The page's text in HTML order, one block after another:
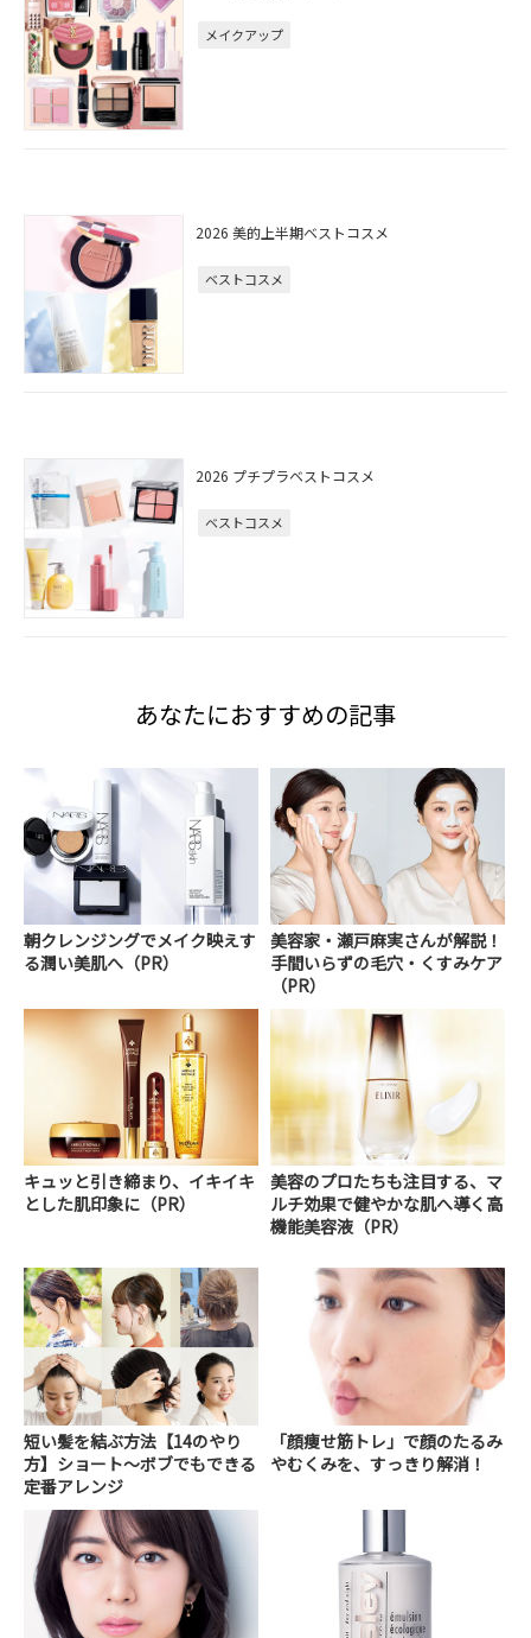
メイクアップ
2026 美的上半期ベストコスメ
ベストコスメ
2026 プチプラベストコスメ
ベストコスメ
あなたにおすすめの記事
朝クレンジングでメイク映えす
る潤い美肌へ（PR）
美容家・瀬戸麻実さんが解説！
手間いらずの毛穴・くすみケア
（PR）
キュッと引き締まり、イキイキ
とした肌印象に（PR）
美容のプロたちも注目する、マ
ルチ効果で健やかな肌へ導く高
機能美容液（PR）
短い髪を結ぶ方法【14のやり
方】ショート～ボブでもできる
定番アレンジ
「顔痩せ筋トレ」で顔のたるみ
やむくみを、すっきり解消！